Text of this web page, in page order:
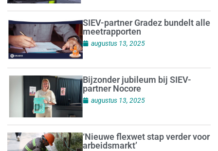
SIEV-partner Gradez bundelt alle
meetrapporten
augustus 13, 2025
Bijzonder jubileum bij SIEV-
partner Nocore
augustus 13, 2025
‘Nieuwe flexwet stap verder voor
arbeidsmarkt’